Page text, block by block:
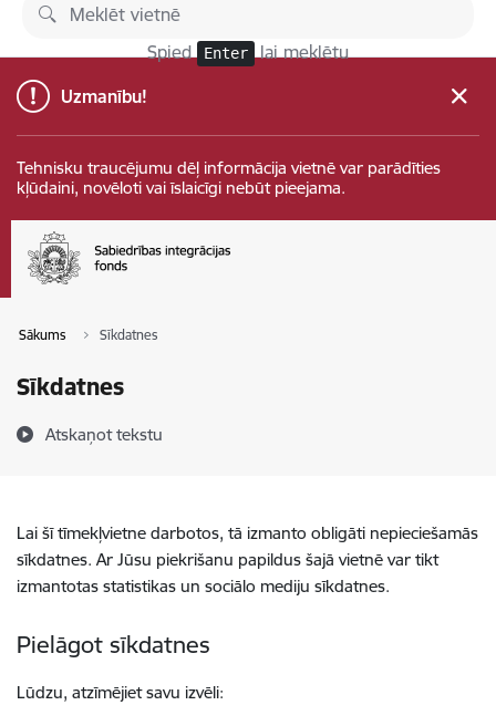
Pāriet uz lapas saturu
Spied Enter lai meklētu
Uzmanību!
Tehnisku traucējumu dēļ informācija vietnē var parādīties
kļūdaini, novēloti vai īslaicīgi nebūt pieejama.
Sākums Sīkdatnes
Sīkdatnes
Atskaņot tekstu
Lai šī tīmekļvietne darbotos, tā izmanto obligāti nepieciešamās
sīkdatnes. Ar Jūsu piekrišanu papildus šajā vietnē var tikt
izmantotas statistikas un sociālo mediju sīkdatnes.
Pielāgot sīkdatnes
Lūdzu, atzīmējiet savu izvēli: